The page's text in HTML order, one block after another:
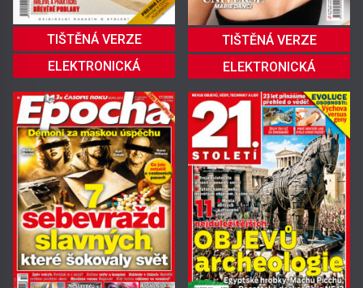
TIŠTĚNÁ VERZE
ELEKTRONICKÁ
TIŠTĚNÁ VERZE
ELEKTRONICKÁ